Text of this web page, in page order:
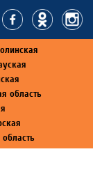
область
область